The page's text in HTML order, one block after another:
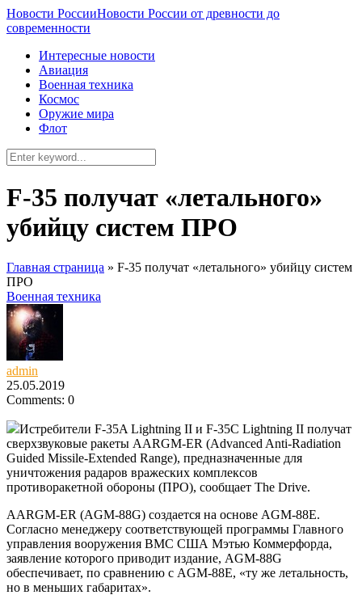
Новости РоссииНовости России от древности до
современности
Интересные новости
Авиация
Военная техника
Космос
Оружие мира
Флот
F-35 получат «летального»
убийцу систем ПРО
Главная страница » F-35 получат «летального» убийцу систем
ПРО
Военная техника
admin
25.05.2019
Comments: 0
Истребители F-35A Lightning II и F-35C Lightning II получат
сверхзвуковые ракеты AARGM-ER (Advanced Anti-Radiation
Guided Missile-Extended Range), предназначенные для
уничтожения радаров вражеских комплексов
противоракетной обороны (ПРО), сообщает The Drive.
AARGM-ER (AGM-88G) создается на основе AGM-88E.
Согласно менеджеру соответствующей программы Главного
управления вооружения ВМС США Мэтью Коммерфорда,
заявление которого приводит издание, AGM-88G
обеспечивает, по сравнению с AGM-88E, «ту же летальность,
но в меньших габаритах».